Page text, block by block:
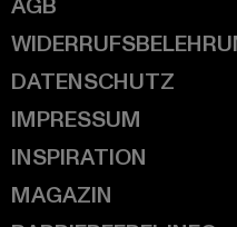
AGB
DATENSCHUTZ
IMPRESSUM
INSPIRATION
MAGAZIN